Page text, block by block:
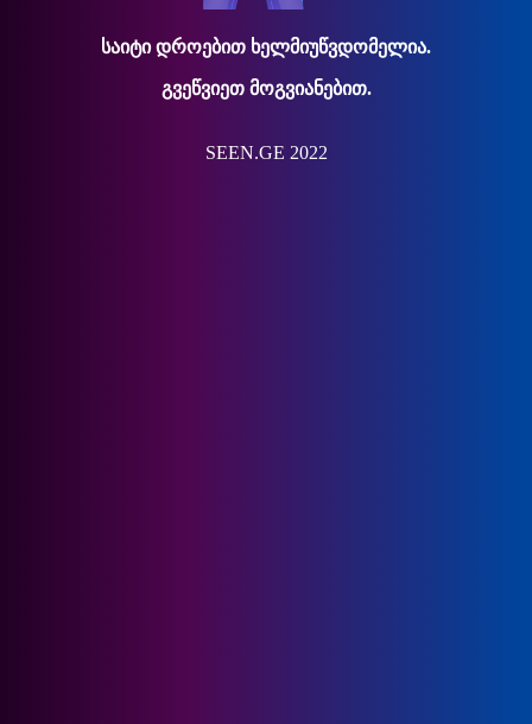
საიტი დროებით ხელმიუწვდომელია.
გვეწვიეთ მოგვიანებით.
SEEN.GE 2022